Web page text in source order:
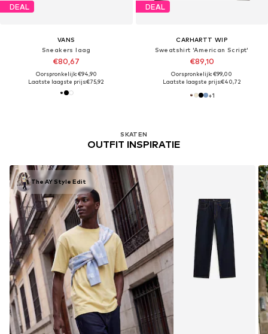
DEAL
VANS
Sneakers laag
€80,67
Oorspronkelijk: €94,90
Laatste laagste prijs:€75,92
DEAL
CARHARTT WIP
Sweatshirt 'American Script'
€89,10
Oorspronkelijk: €99,00
Laatste laagste prijs:€40,72
+1
SKATEN
OUTFIT INSPIRATIE
The AY Style Edit